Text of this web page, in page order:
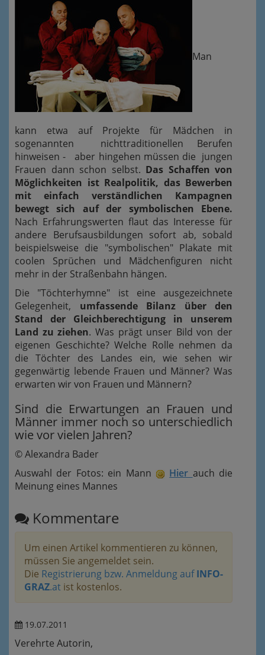
Man
kann etwa auf Projekte für Mädchen in
sogenannten nichttraditionellen Berufen
hinweisen - aber hingehen müssen die jungen
Frauen dann schon selbst. Das Schaffen von
Möglichkeiten ist Realpolitik, das Bewerben
mit einfach verständlichen Kampagnen
bewegt sich auf der symbolischen Ebene.
Nach Erfahrungswerten flaut das Interesse für
andere Berufsausbildungen sofort ab, sobald
beispielsweise die "symbolischen" Plakate mit
coolen Sprüchen und Mädchenfiguren nicht
mehr in der Straßenbahn hängen.
Die "Töchterhymne" ist eine ausgezeichnete
Gelegenheit, umfassende Bilanz über den
Stand der Gleichberechtigung in unserem
Land zu ziehen. Was prägt unser Bild von der
eigenen Geschichte? Welche Rolle nehmen da
die Töchter des Landes ein, wie sehen wir
gegenwärtig lebende Frauen und Männer? Was
erwarten wir von Frauen und Männern?
Sind die Erwartungen an Frauen und
Männer immer noch so unterschiedlich
wie vor vielen Jahren?
© Alexandra Bader
Auswahl der Fotos: ein Mann
Hier auch die
Meinung eines Mannes
Kommentare
Um einen Artikel kommentieren zu können,
müssen Sie angemeldet sein.
Die Registrierung bzw. Anmeldung aufINFO-
GRAZ.at ist kostenlos.
19.07.2011
Verehrte Autorin,